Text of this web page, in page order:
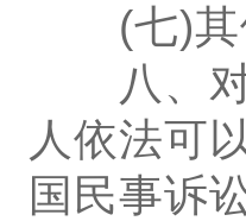
(七)
八、对
人依法可
国民事诉